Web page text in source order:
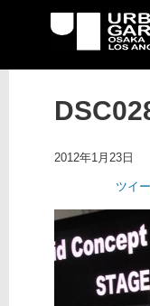
UG メ
2012年1月23日
ツイ